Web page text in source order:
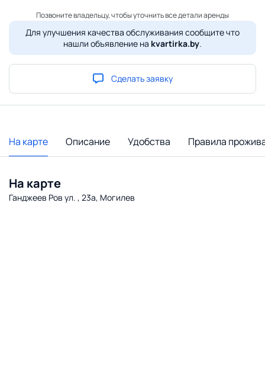
Позвоните владельцу, чтобы уточнить все детали аренды
Для улучшения качества обслуживания сообщите что
нашли объявление на kvartirka.by.
Сделать заявку
На карте Описание Удобства Правила
На карте
Ганджеев Ров ул. , 23а, Могилев